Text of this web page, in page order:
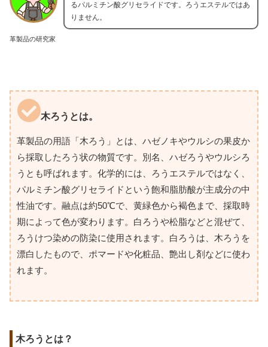
革製品の研究家
るパルミチン酸グリセライドです。ろうエステルではあ
りません。
木ろうとは。
革製品の用語「木ろう」とは、ハゼノキやウルシの果皮か
ら採取したろう状の物質です。別名、ハゼろうやウルシろ
うとも呼ばれます。化学的には、ろうエステルではなく、
パルミチン酸グリセライドという飽和脂肪酸が主成分の中
性油です。融点は約50℃で、黄緑色から褐色まで、採取時
期によって色が変わります。白ろうや松脂などと混ぜて、
ろうけつ染めの防染に使用されます。白ろうは、木ろうを
漂白したもので、ポマードや化粧品、艶出し剤などに使わ
れます。
木ろうとは？